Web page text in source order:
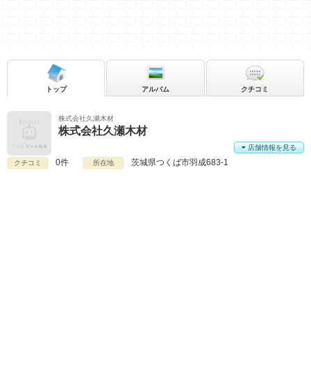
株式会社久瀬木材
株式会社久瀬木材
クチコミ 0件 所在地 茨城県つくば市羽成683-1
店舗情報を見る
トップ アルバム クチコミ